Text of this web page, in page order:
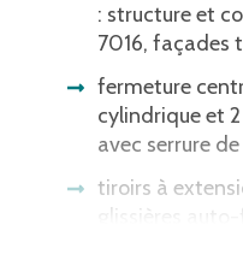
: structure et
7016, façades
fermeture
cylindrique et
avec serrure
tiroirs à
glissières